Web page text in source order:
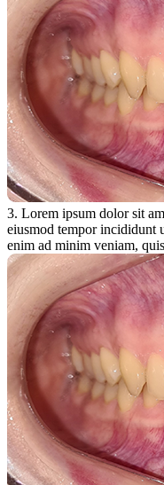
3. Lorem ipsum dolor sit
eiusmod tempor incididunt
enim ad minim veniam,